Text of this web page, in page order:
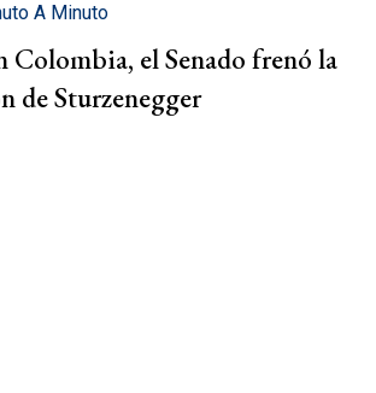
A Minuto
el Senado frenó la
de Sturzenegger